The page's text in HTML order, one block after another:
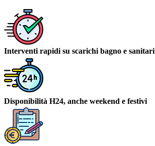
Interventi rapidi su scarichi bagno e sanitari
Disponibilità H24, anche weekend e festivi